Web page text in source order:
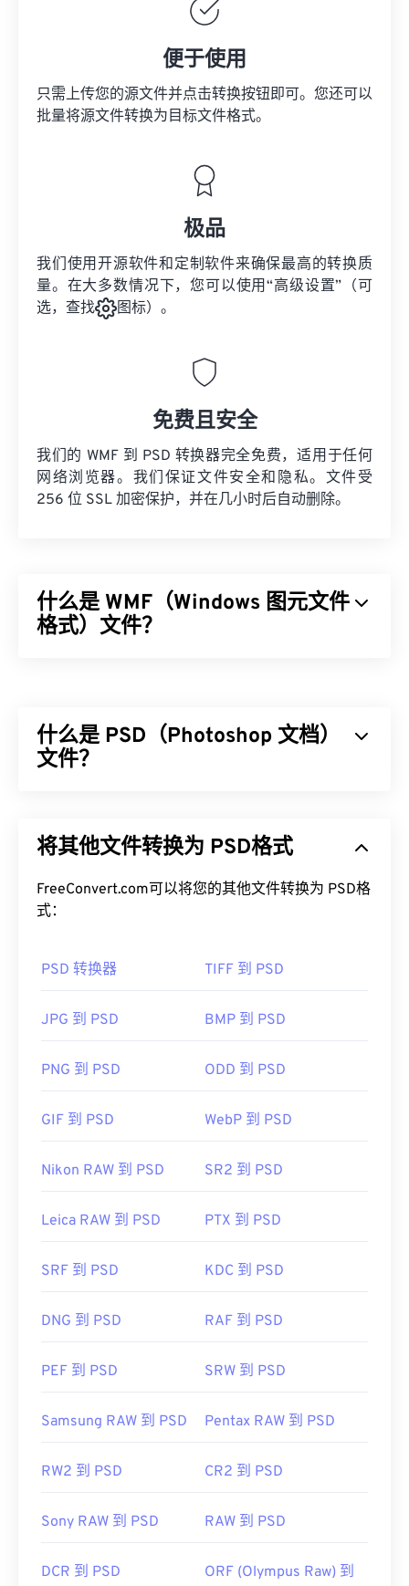
便于使用
只需上传您的源文件并点击转换按钮即可。您还可以
批量将源文件转换为目标文件格式。
极品
我们使用开源软件和定制软件来确保最高的转换质
量。在大多数情况下，您可以使用“高级设置”（可
选，查找
图标）。
免费且安全
我们的 WMF 到 PSD 转换器完全免费，适用于任何
网络浏览器。我们保证文件安全和隐私。文件受
256 位 SSL 加密保护，并在几小时后自动删除。
什么是 WMF（Windows 图元文件
格式）文件？
应用程序之间共享图形数据。WMF 是 32 位增强型
Windows 图元文件 (EMF) 的 16 位前身。
WMF 可以在 Windows 上通过兼容的图像程序（例如
CorelDraw Graphics Suite ）
轻松打开。另一个可以
在 Windows 和 macOS 上打开 WMF 的流行程序是
Adob​​e Illustrator
且免费。可以在 Windows 上打开 WMF 的程序包括
PhotoFiltre Studio
Ability Photopaint
不错的选择。
什么是 PSD（Photoshop 文档）
文件？
杂的图形设计程序。PSD 可以将图像及其对应的图
件中！PSD 允许用户对图像或图形设计的各个组件
进行精细编辑，同时以可访问的格式保留文件信息。
如何打开 PSD 文件？
Adobe Photoshop 是打开 PSD 文件最常用的程序。
的免费替代品。
由于 PSD 文件较大，不易于传输、存储或共享。为
据的文件格式。最常见的是转换为 JPEG 格式
首次发布：1990年2月19日
有用的链接：
将其他文件转换为 PSD格式
FreeConvert.com可以将您的其他文件转换为 PSD格
式：
PSD 转换器 TIFF 到 PSD
JPG 到 PSD BMP 到 PSD
PNG 到 PSD ODD 到 PSD
GIF 到 PSD WebP 到 PSD
Nikon RAW 到 PSD SR2 到 PSD
Leica RAW 到 PSD PTX 到 PSD
SRF 到 PSD KDC 到 PSD
DNG 到 PSD RAF 到 PSD
PEF 到 PSD SRW 到 PSD
Samsung RAW 到 PSD Pentax RAW 到 PSD
RW2 到 PSD CR2 到 PSD
Sony RAW 到 PSD RAW 到 PSD
DCR 到 PSD
ORF (Olympus Raw) 到